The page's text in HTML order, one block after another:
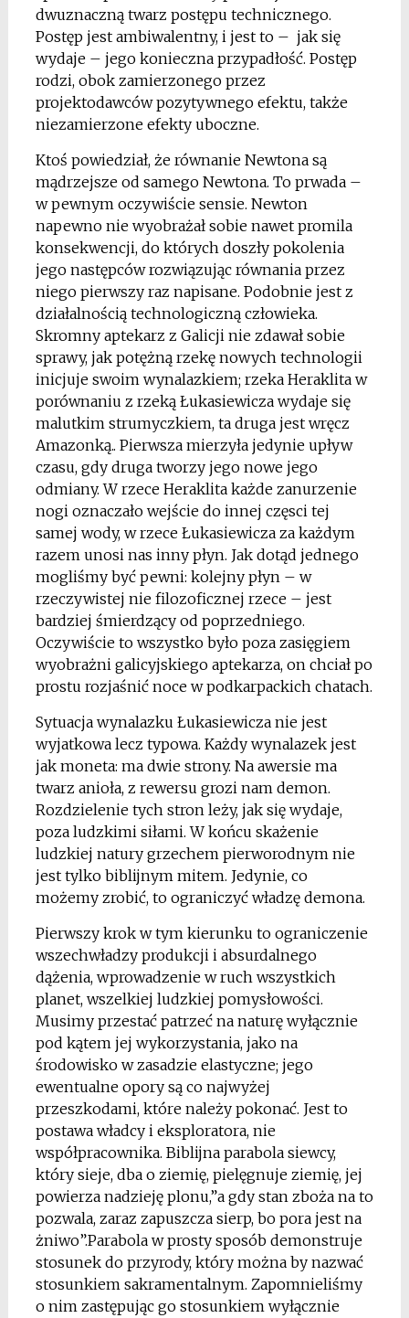
dwuznaczną twarz postępu technicznego.
Postęp jest ambiwalentny, i jest to – jak się
wydaje – jego konieczna przypadłość. Postęp
rodzi, obok zamierzonego przez
projektodawców pozytywnego efektu, także
niezamierzone efekty uboczne.
Ktoś powiedział, że równanie Newtona są
mądrzejsze od samego Newtona. To prwada –
w pewnym oczywiście sensie. Newton
napewno nie wyobrażał sobie nawet promila
konsekwencji, do których doszły pokolenia
jego następców rozwiązując równania przez
niego pierwszy raz napisane. Podobnie jest z
działalnością technologiczną człowieka.
Skromny aptekarz z Galicji nie zdawał sobie
sprawy, jak potężną rzekę nowych technologii
inicjuje swoim wynalazkiem; rzeka Heraklita w
porównaniu z rzeką Łukasiewicza wydaje się
malutkim strumyczkiem, ta druga jest wręcz
Amazonką.. Pierwsza mierzyła jedynie upływ
czasu, gdy druga tworzy jego nowe jego
odmiany. W rzece Heraklita każde zanurzenie
nogi oznaczało wejście do innej częsci tej
samej wody, w rzece Łukasiewicza za każdym
razem unosi nas inny płyn. Jak dotąd jednego
mogliśmy być pewni: kolejny płyn – w
rzeczywistej nie filozoficznej rzece – jest
bardziej śmierdzący od poprzedniego.
Oczywiście to wszystko było poza zasięgiem
wyobrażni galicyjskiego aptekarza, on chciał po
prostu rozjaśnić noce w podkarpackich chatach.
Sytuacja wynalazku Łukasiewicza nie jest
wyjatkowa lecz typowa. Każdy wynalazek jest
jak moneta: ma dwie strony. Na awersie ma
twarz anioła, z rewersu grozi nam demon.
Rozdzielenie tych stron leży, jak się wydaje,
poza ludzkimi siłami. W końcu skażenie
ludzkiej natury grzechem pierworodnym nie
jest tylko biblijnym mitem. Jedynie, co
możemy zrobić, to ograniczyć władzę demona.
Pierwszy krok w tym kierunku to ograniczenie
wszechwładzy produkcji i absurdalnego
dążenia, wprowadzenie w ruch wszystkich
planet, wszelkiej ludzkiej pomysłowości.
Musimy przestać patrzeć na naturę wyłącznie
pod kątem jej wykorzystania, jako na
środowisko w zasadzie elastyczne; jego
ewentualne opory są co najwyżej
przeszkodami, które należy pokonać. Jest to
postawa władcy i eksploratora, nie
współpracownika. Biblijna parabola siewcy,
który sieje, dba o ziemię, pielęgnuje ziemię, jej
powierza nadzieję plonu,”a gdy stan zboża na to
pozwala, zaraz zapuszcza sierp, bo pora jest na
żniwo”.Parabola w prosty sposób demonstruje
stosunek do przyrody, który można by nazwać
stosunkiem sakramentalnym. Zapomnieliśmy
o nim zastępując go stosunkiem wyłącznie